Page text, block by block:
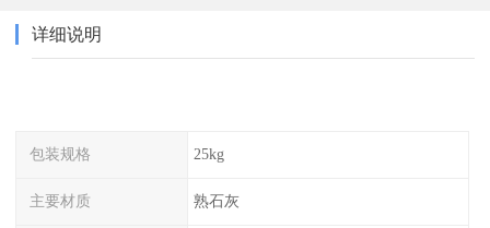
详细说明
包装规格 25kg
主要材质 熟石灰